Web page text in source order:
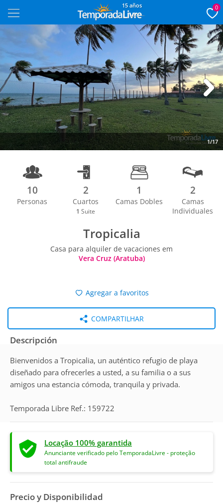
15 años 0
1/17
Next
10
Personas
2
Cuartos
1 Suite
1
Camas Dobles
2
Camas
Individuales
Tropicalia
Casa para alquiler de vacaciones em
Vera Cruz (Aratuba)
Agregar a favoritos
COMPARTILHAR
Descripción
Bienvenidos a Tropicalia, un auténtico refugio de playa
diseñado para ofrecerles a usted, a su familia o a sus
amigos una estancia cómoda, tranquila y privada.
Temporada Libre Ref.: 159722
Locação 100% garantida
Anunciante verificado pelo TemporadaLivre - proteção
total antifraude
Precio y Disponibilidad